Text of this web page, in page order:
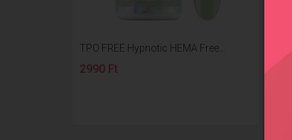
TPO FREE Hypnotic HEMA Free...
2990 Ft